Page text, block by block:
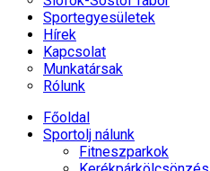
Sportegyesületek
Hírek
Kapcsolat
Munkatársak
Rólunk
Főoldal
Sportolj nálunk
Fitneszparkok